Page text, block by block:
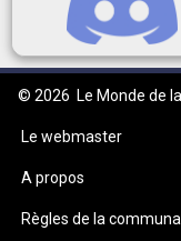
© 2026 Le Monde de
Le webmaster
A propos
Règles de la